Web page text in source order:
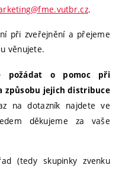
.
při zveřejnění a přejeme
věnujete.
požádat o pomoc při
způsobu jejich distribuce
na dotazník najdete ve
děkujeme za vaše
(tedy skupinky zvenku